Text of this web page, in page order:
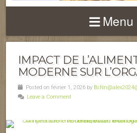
Menu
IMPACT DE
MODERNE SUR
Posted on février 1, 2026 by
Leave a Comment